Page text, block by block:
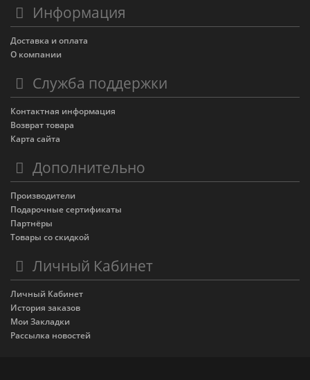
Информация
Доставка и оплата
О компании
Служба поддержки
Контактная информация
Возврат товара
Карта сайта
Дополнительно
Производители
Подарочные сертификаты
Партнёры
Товары со скидкой
Личный Кабинет
Личный Кабинет
История заказов
Мои Закладки
Рассылка новостей